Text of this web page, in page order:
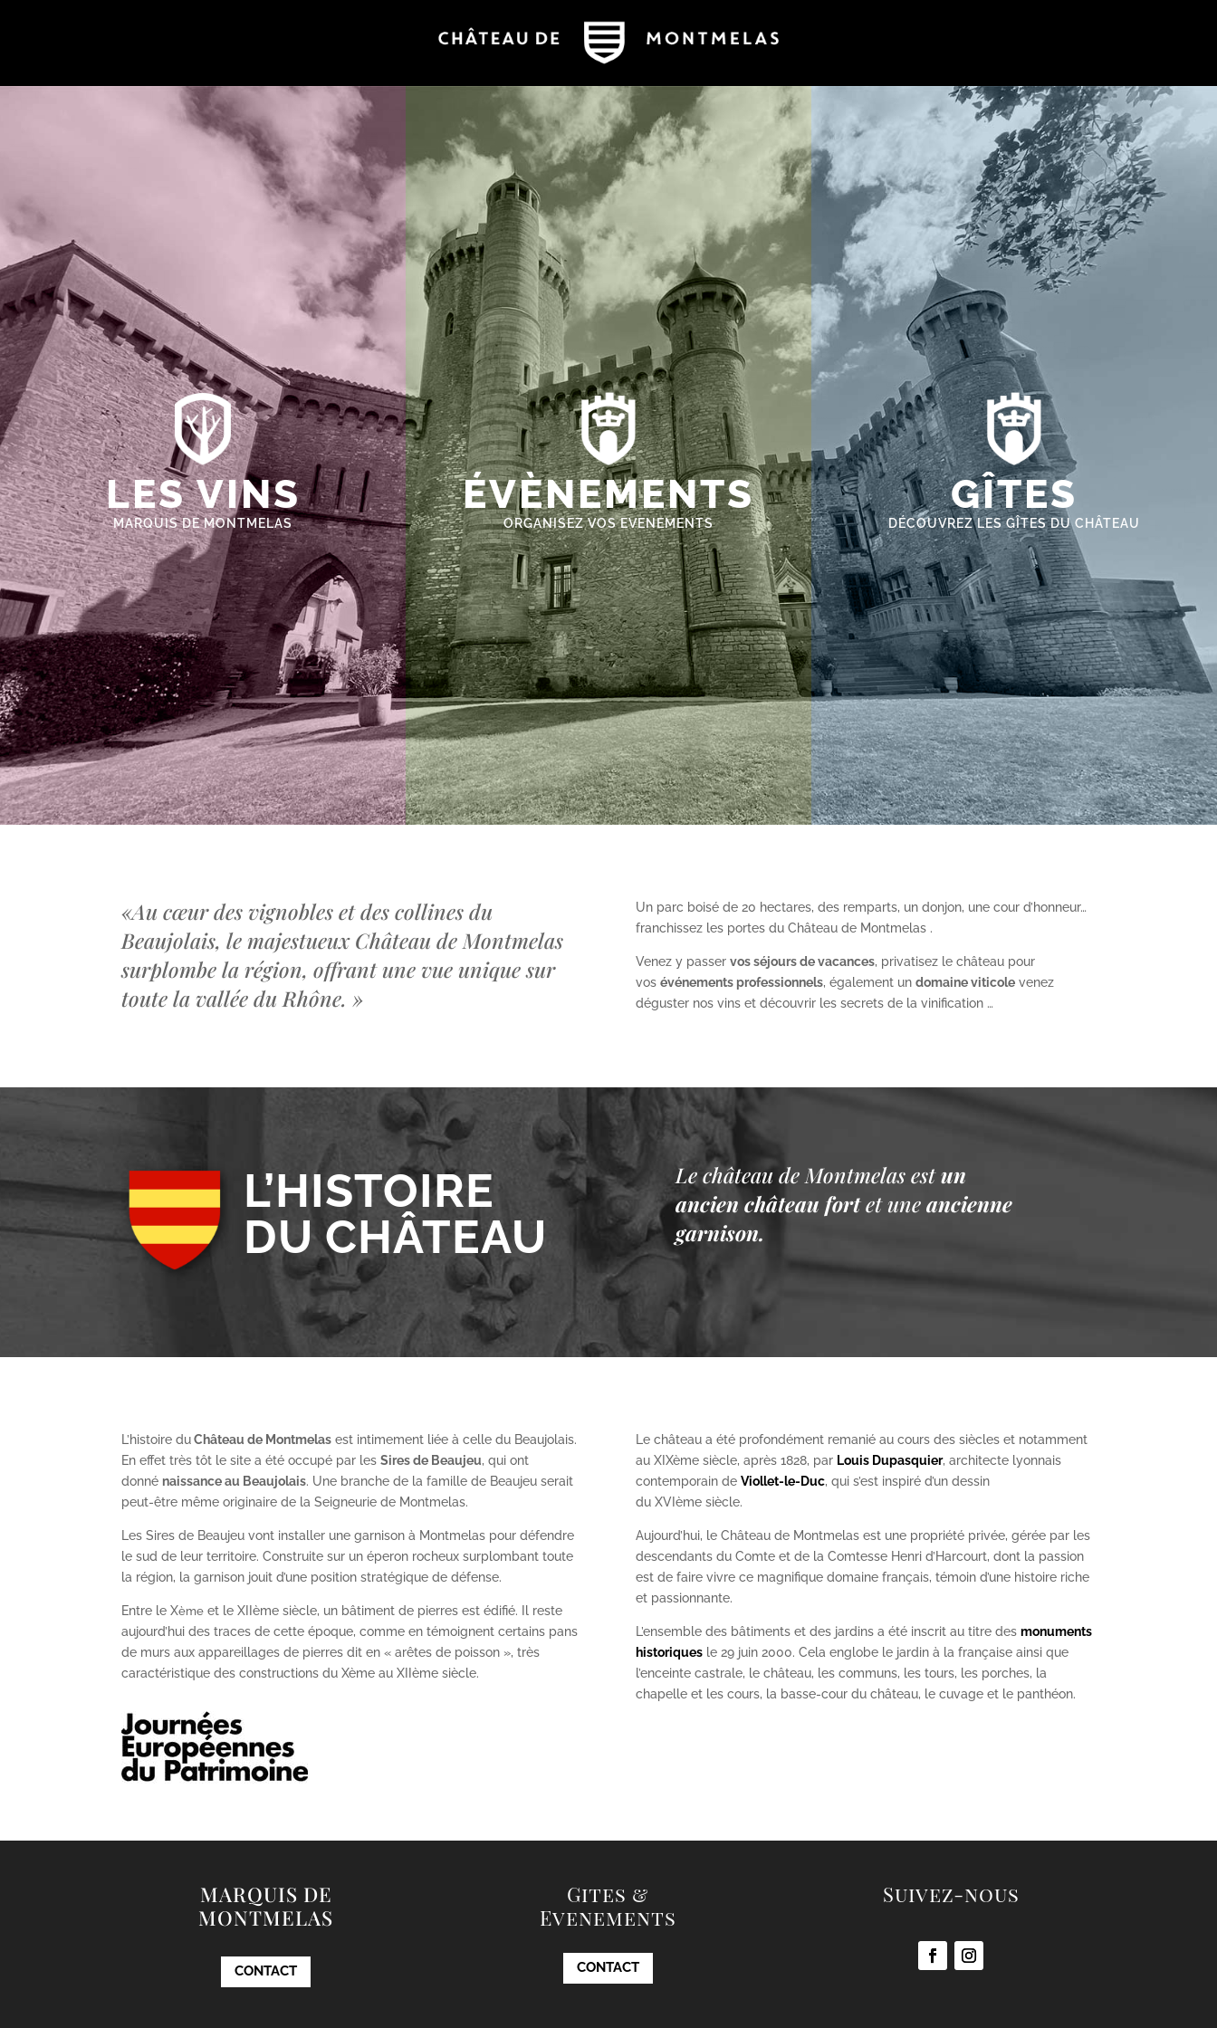
LES VINS
MARQUIS DE MONTMELAS
ÉVÈNEMENTS
ORGANISEZ VOS EVENEMENTS
GÎTES
DÉCOUVREZ LES GÎTES DU CHÂTEAU
«Au cœur des vignobles et des collines du
Beaujolais, le majestueux Château de Montmelas
surplombe la région, offrant une vue unique sur
toute la vallée du Rhône. »
Un parc boisé de 20 hectares, des remparts, un donjon, une cour d’honneur…
franchissez les portes du Château de Montmelas .
Venez y passer vos séjours de vacances, privatisez le château pour
vos événements professionnels, également un domaine viticolevenez
déguster nos vins et découvrir les secrets de la vinification …
L’HISTOIRE
DU CHÂTEAU
Le château de Montmelas est un
ancien château fort et une ancienne
garnison.
L’histoire duChâteau de Montmelas est intimement liée à celle du Beaujolais.
En effet très tôt le site a été occupé par lesSires de Beaujeu, qui ont
donné naissance au Beaujolais. Une branche de la famille de Beaujeu serait
peut-être même originaire de la Seigneurie de Montmelas.
Les Sires de Beaujeu vont installer une garnison à Montmelas pour défendre
le sud de leur territoire. Construite sur un éperon rocheux surplombant toute
la région, la garnison jouit d’une position stratégique de défense.
Entre le Xème et le XIIème siècle, un bâtiment de pierres est édifié. Il reste
aujourd’hui des traces de cette époque, comme en témoignent certains pans
de murs aux appareillages de pierres dit en « arêtes de poisson », très
caractéristique des constructions du Xème au XIIème siècle.
Le château a été profondément remanié au cours des siècles et notamment
au XIXèmesiècle, après 1828, par Louis Dupasquier, architecte lyonnais
contemporain de Viollet-le-Duc, qui s’est inspiré d’un dessin
du XVI èmesiècle.
Aujourd’hui, le Château de Montmelas est une propriété privée, gérée par les
descendants du Comte et de la Comtesse Henri d’Harcourt, dont la passion
est de faire vivre ce magnifique domaine français, témoin d’une histoire riche
et passionnante.
L’ensemble des bâtiments et des jardins a été inscrit au titre des monuments
historiquesle 29 juin 2000. Cela englobe le jardin à la française ainsi que
l’enceinte castrale, le château, les communs, les tours, les porches, la
chapelle et les cours, la basse-cour du château, le cuvage et le panthéon.
MARQUIS DE
MONTMELAS
CONTACT
Gites &
Evenements
CONTACT
Suivez-nous